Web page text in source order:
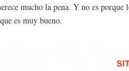
mucho la pena. Y no es porque
es muy bueno.